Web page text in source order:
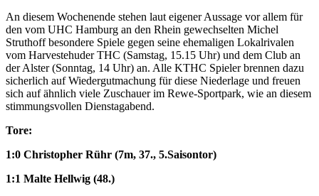
An diesem Wochenende stehen laut eigener Aussage vor allem für
den vom UHC Hamburg an den Rhein gewechselten Michel
Struthoff besondere Spiele gegen seine ehemaligen Lokalrivalen
vom Harvestehuder THC (Samstag, 15.15 Uhr) und dem Club an
der Alster (Sonntag, 14 Uhr) an. Alle KTHC Spieler brennen dazu
sicherlich auf Wiedergutmachung für diese Niederlage und freuen
sich auf ähnlich viele Zuschauer im Rewe-Sportpark, wie an diesem
stimmungsvollen Dienstagabend.
Tore:
1:0 Christopher Rühr (7m, 37., 5.Saisontor)
1:1 Malte Hellwig (48.)